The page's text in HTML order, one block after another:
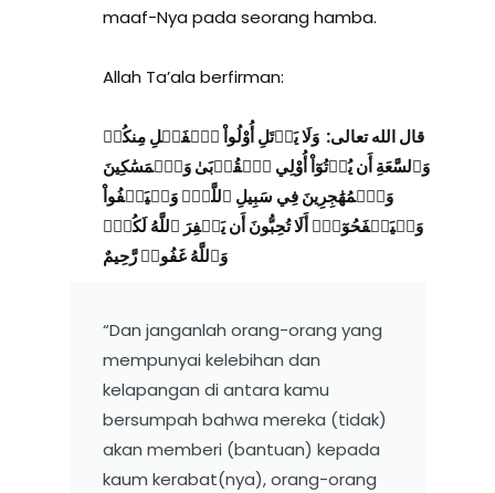
maaf-Nya pada seorang hamba.
Allah Ta’ala berfirman:
قال الله تعالى: وَلَا يَأۡتَلِ أُوْلُواْ ٱلۡفَضۡلِ مِنكُمۡ
وَٱلسَّعَةِ أَن يُؤۡتُوٓاْ أُوْلِي ٱلۡقُرۡبَىٰ وَٱلۡمَسَٰكِينَ
وَٱلۡمُهَٰجِرِينَ فِي سَبِيلِ ٱللَّهِۖ وَلۡيَعۡفُواْ
وَلۡيَصۡفَحُوٓاْۗ أَلَا تُحِبُّونَ أَن يَغۡفِرَ ٱللَّهُ لَكُمۡۚ
وَٱللَّهُ غَفُورٞ رَّحِيمٌ
“Dan janganlah orang-orang yang
mempunyai kelebihan dan
kelapangan di antara kamu
bersumpah bahwa mereka (tidak)
akan memberi (bantuan) kepada
kaum kerabat(nya), orang-orang